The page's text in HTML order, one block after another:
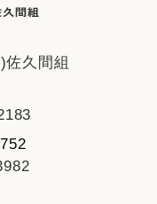
久間組